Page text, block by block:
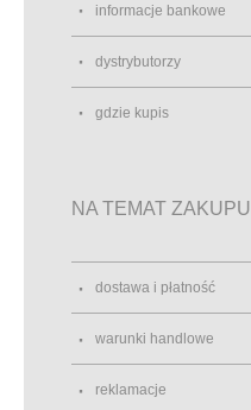
informacje bankowe
dystrybutorzy
gdzie kupis
NA TEMAT ZAKUPU
dostawa i płatność
warunki handlowe
reklamacje